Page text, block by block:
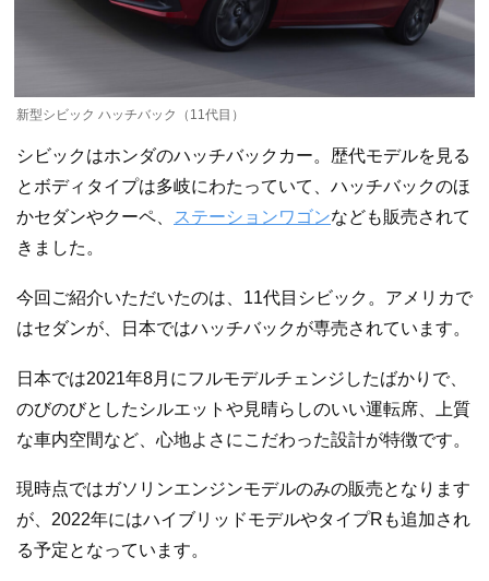
新型シビック ハッチバック（11代目）
シビックはホンダのハッチバックカー。歴代モデルを見る
とボディタイプは多岐にわたっていて、ハッチバックのほ
かセダンやクーペ、 ステーションワゴンなども販売されて
きました。
今回ご紹介いただいたのは、11代目シビック。アメリカで
はセダンが、日本ではハッチバックが専売されています。
日本では2021年8月にフルモデルチェンジしたばかりで、
のびのびとしたシルエットや見晴らしのいい運転席、上質
な車内空間など、心地よさにこだわった設計が特徴です。
現時点ではガソリンエンジンモデルのみの販売となります
が、2022年にはハイブリッドモデルやタイプRも追加され
る予定となっています。